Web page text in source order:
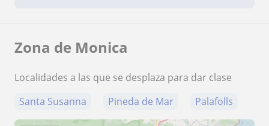
Zona de Monica
Localidades a las que se desplaza para dar clase
Santa Susanna
Pineda de Mar Palafolls